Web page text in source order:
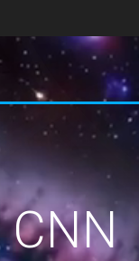
CNN